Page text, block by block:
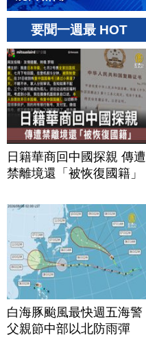
要聞一週最 HOT
日籍華商回中國探親 傳遭
禁離境還「被恢復國籍」
白海豚颱風最快週五海警
父親節中部以北防雨彈